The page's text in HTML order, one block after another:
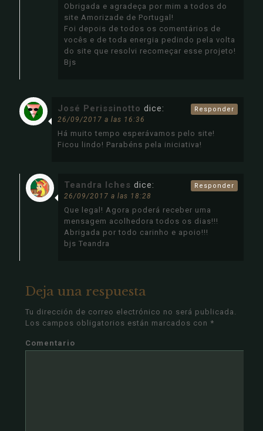
Obrigada e agradeça por mim a todos do
site Amorizade de Portugal!
Foi depois de todos os comentários de
vocês e de toda energia pedindo pela volta
do site que resolvi recomeçar esse projeto!
Bjs
José Perissinotto dice:
26/09/2017 a las 16:36
Há muito tempo esperávamos pelo site!
Ficou lindo! Parabéns pela iniciativa!
Responder
Teandra Iches dice:
26/09/2017 a las 18:28
Que legal! Agora poderá receber uma
mensagem acolhedora todos os dias!!!
Abrigada por todo carinho e apoio!!!
bjs Teandra
Responder
Deja una respuesta
Tu dirección de correo electrónico no será publicada.
Los campos obligatorios están marcados con *
Comentario